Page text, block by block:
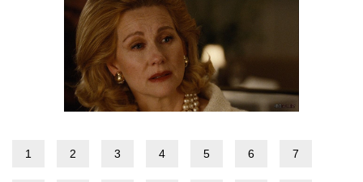
1 2 3 4 5 6 7